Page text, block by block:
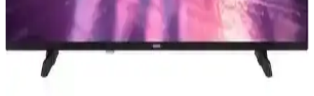
Homatics 4K TV Stick ile Yüksek Kaliteli Eğlence
Deneyimini Evinize Taşıyın
Homatics 4K TV Stick, yüksek çözünürlüklü görüntü ve geniş
depolama ile kolay kullanımlı medya oynatıcıdır, evinizde akıllı